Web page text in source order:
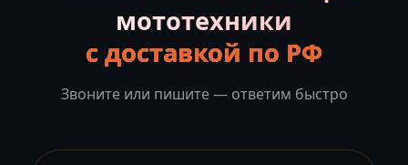
мототехники
с доставкой по РФ
Звоните или пишите — ответим быстро